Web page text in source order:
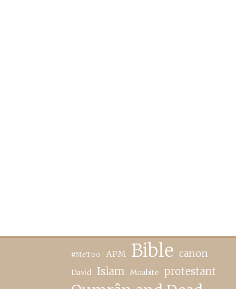
#MeToo APM Bible canon
David Islam Moabite protestant